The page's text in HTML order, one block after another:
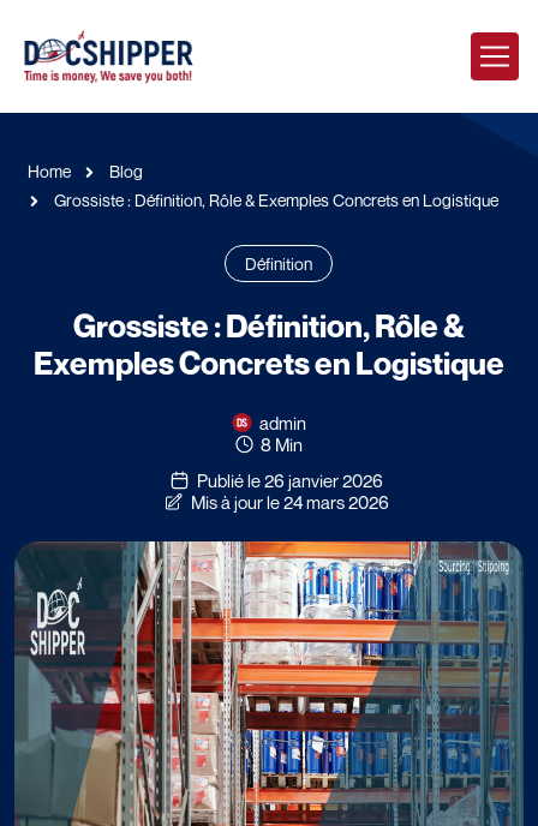
Home
Blog
Grossiste : Définition, Rôle & Exemples Concrets en Logistique
Définition
Grossiste : Définition, Rôle &
Exemples Concrets en Logistique
admin
8 Min
Publié le 26 janvier 2026
Mis à jour le 24 mars 2026